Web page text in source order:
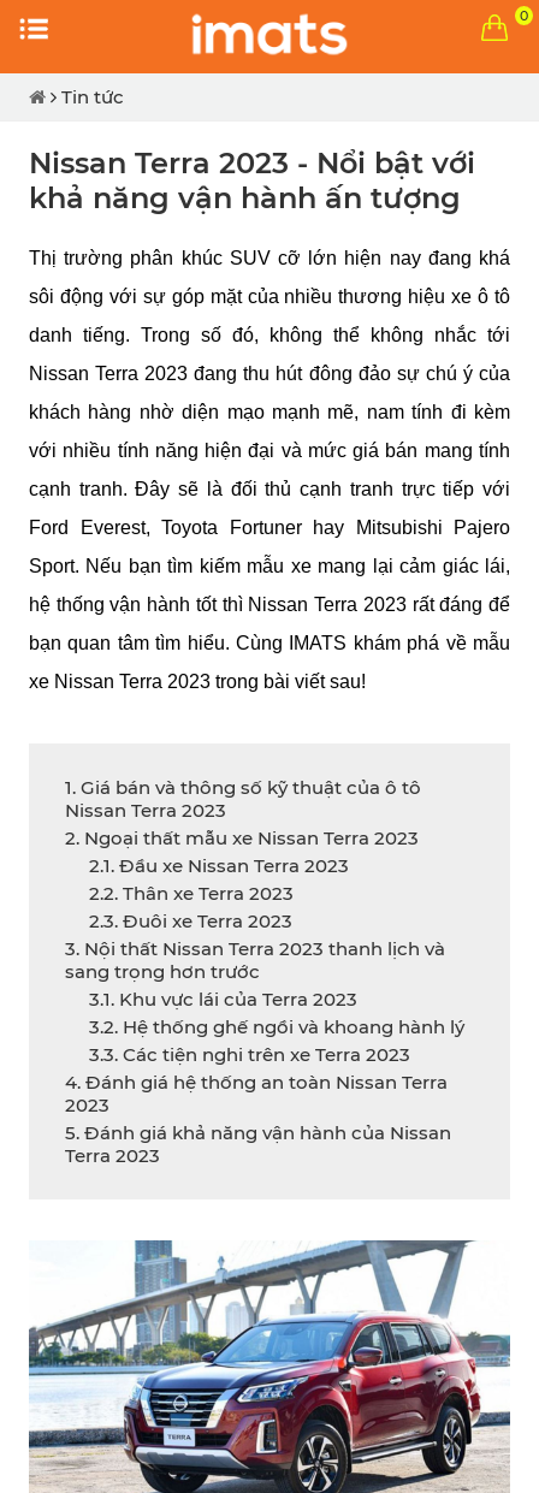
0
Tin tức
Nissan Terra 2023 - Nổi bật với
khả năng vận hành ấn tượng
Thị trường phân khúc SUV cỡ lớn hiện nay đang khá
sôi động với sự góp mặt của nhiều thương hiệu xe ô tô
danh tiếng. Trong số đó, không thể không nhắc tới
Nissan Terra 2023 đang thu hút đông đảo sự chú ý của
khách hàng nhờ diện mạo mạnh mẽ, nam tính đi kèm
với nhiều tính năng hiện đại và mức giá bán mang tính
cạnh tranh. Đây sẽ là đối thủ cạnh tranh trực tiếp với
Ford Everest, Toyota Fortuner hay Mitsubishi Pajero
Sport. Nếu bạn tìm kiếm mẫu xe mang lại cảm giác lái,
hệ thống vận hành tốt thì Nissan Terra 2023 rất đáng để
bạn quan tâm tìm hiểu. Cùng IMATS khám phá về mẫu
xe Nissan Terra 2023 trong bài viết sau!
1. Giá bán và thông số kỹ thuật của ô tô
Nissan Terra 2023
2. Ngoại thất mẫu xe Nissan Terra 2023
2.1. Đầu xe Nissan Terra 2023
2.2. Thân xe Terra 2023
2.3. Đuôi xe Terra 2023
3. Nội thất Nissan Terra 2023 thanh lịch và
sang trọng hơn trước
3.1. Khu vực lái của Terra 2023
3.2. Hệ thống ghế ngồi và khoang hành lý
3.3. Các tiện nghi trên xe Terra 2023
4. Đánh giá hệ thống an toàn Nissan Terra
2023
5. Đánh giá khả năng vận hành của Nissan
Terra 2023